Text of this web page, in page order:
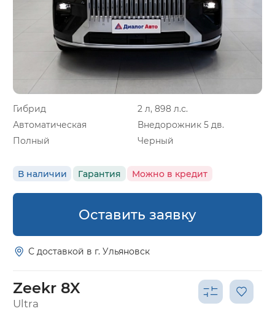
Гибрид
2 л, 898 л.с.
Автоматическая
Внедорожник 5 дв.
Полный
Черный
В наличии Гарантия Можно в кредит
Оставить заявку
С доставкой в г. Ульяновск
Zeekr 8X
Ultra